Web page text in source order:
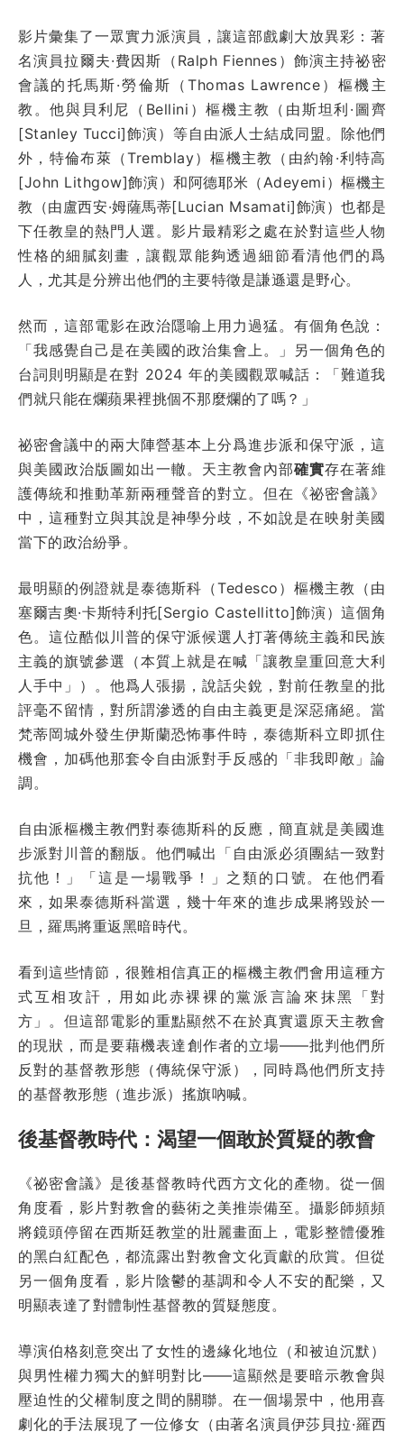
影片彙集了一眾實力派演員，讓這部戲劇大放異彩：著
名演員拉爾夫·費因斯（Ralph Fiennes）飾演主持祕密
會議的托馬斯·勞倫斯（Thomas Lawrence）樞機主
教。他與貝利尼（Bellini）樞機主教（由斯坦利·圖齊
[Stanley Tucci]飾演）等自由派人士結成同盟。除他們
外，特倫布萊（Tremblay）樞機主教（由約翰·利特高
[John Lithgow]飾演）和阿德耶米（Adeyemi）樞機主
教（由盧西安·姆薩馬蒂[Lucian Msamati]飾演）也都是
下任教皇的熱門人選。影片最精彩之處在於對這些人物
性格的細膩刻畫，讓觀眾能夠透過細節看清他們的爲
人，尤其是分辨出他們的主要特徵是謙遜還是野心。
然而，這部電影在政治隱喻上用力過猛。有個角色說：
「我感覺自己是在美國的政治集會上。」另一個角色的
台詞則明顯是在對 2024 年的美國觀眾喊話：「難道我
們就只能在爛蘋果裡挑個不那麼爛的了嗎？」
祕密會議中的兩大陣營基本上分爲進步派和保守派，這
與美國政治版圖如出一轍。天主教會內部確實存在著維
護傳統和推動革新兩種聲音的對立。但在《祕密會議》
中，這種對立與其說是神學分歧，不如說是在映射美國
當下的政治紛爭。
最明顯的例證就是泰德斯科（Tedesco）樞機主教（由
塞爾吉奧·卡斯特利托[Sergio Castellitto]飾演）這個角
色。這位酷似川普的保守派候選人打著傳統主義和民族
主義的旗號參選（本質上就是在喊「讓教皇重回意大利
人手中」）。他爲人張揚，說話尖銳，對前任教皇的批
評毫不留情，對所謂滲透的自由主義更是深惡痛絕。當
梵蒂岡城外發生伊斯蘭恐怖事件時，泰德斯科立即抓住
機會，加碼他那套令自由派對手反感的「非我即敵」論
調。
自由派樞機主教們對泰德斯科的反應，簡直就是美國進
步派對川普的翻版。他們喊出「自由派必須團結一致對
抗他！」「這是一場戰爭！」之類的口號。在他們看
來，如果泰德斯科當選，幾十年來的進步成果將毀於一
旦，羅馬將重返黑暗時代。
看到這些情節，很難相信真正的樞機主教們會用這種方
式互相攻訐，用如此赤裸裸的黨派言論來抹黑「對
方」。但這部電影的重點顯然不在於真實還原天主教會
的現狀，而是要藉機表達創作者的立場——批判他們所
反對的基督教形態（傳統保守派），同時爲他們所支持
的基督教形態（進步派）搖旗吶喊。
後基督教時代：渴望一個敢於質疑的教會
《祕密會議》是後基督教時代西方文化的產物。從一個
角度看，影片對教會的藝術之美推崇備至。攝影師頻頻
將鏡頭停留在西斯廷教堂的壯麗畫面上，電影整體優雅
的黑白紅配色，都流露出對教會文化貢獻的欣賞。但從
另一個角度看，影片陰鬱的基調和令人不安的配樂，又
明顯表達了對體制性基督教的質疑態度。
導演伯格刻意突出了女性的邊緣化地位（和被迫沉默）
與男性權力獨大的鮮明對比——這顯然是要暗示教會與
壓迫性的父權制度之間的關聯。在一個場景中，他用喜
劇化的手法展現了一位修女（由著名演員伊莎貝拉·羅西